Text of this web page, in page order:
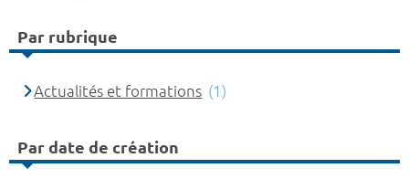
Par rubrique
Actualités et formations (1)
Par date de création